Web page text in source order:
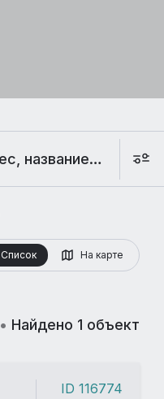
Список На карте
• Найдено 1 объект
ID 116774